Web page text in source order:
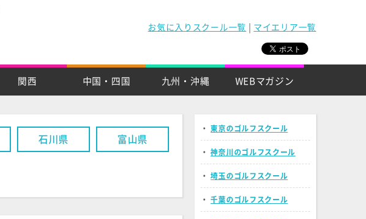
お気に入りスクール一覧 マイエリア一覧
関西 中国・四国 九州・沖縄 WEBマガジン
石川県 富山県
・東京のゴルフスクール
・神奈川のゴルフスクール
・埼玉のゴルフスクール
・千葉のゴルフスクール